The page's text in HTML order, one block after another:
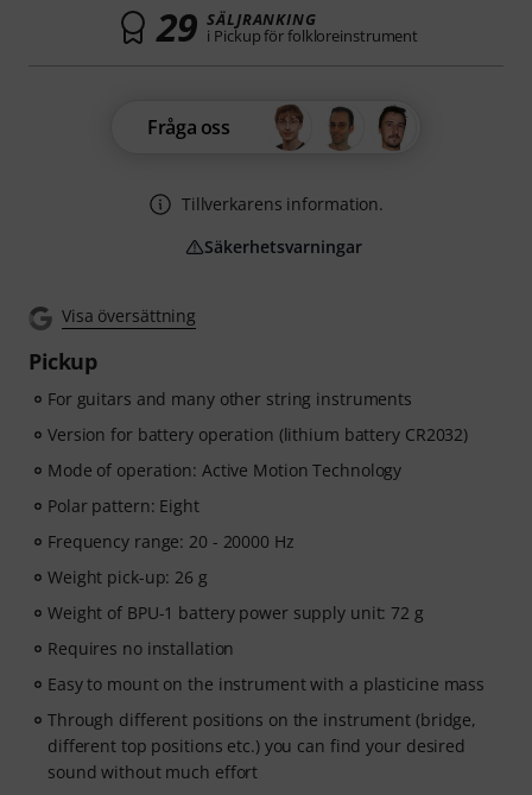
Visa översättning
Pickup
For guitars and many other string instruments
Version for battery operation (lithium battery CR2032)
Mode of operation: Active Motion Technology
Polar pattern: Eight
Frequency range: 20 - 20000 Hz
Weight pick-up: 26 g
Weight of BPU-1 battery power supply unit: 72 g
Requires no installation
Easy to mount on the instrument with a plasticine mass
Through different positions on the instrument (bridge,
different top positions etc.) you can find your desired
sound without much effort
29 SÄLJRANKING
i Pickup för folkloreinstrument
Fråga oss
Tillverkarens information.
Säkerhetsvarningar